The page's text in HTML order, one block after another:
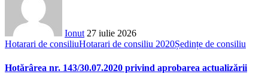
Ionut 27 iulie 2026
Hotarari de consiliuHotarari de consiliu 2020Ședințe de consiliu
Hotărârea nr. 143/30.07.2020 privind aprobarea actualizării